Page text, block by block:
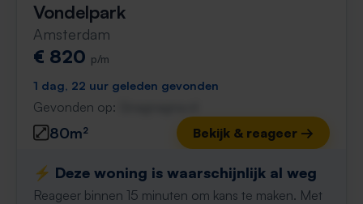
Vondelpark
Amsterdam
€ 820 p/m
1 dag, 22 uur geleden gevonden
Gevonden op:
80m² Bekijk & reageer →
⚡️ Deze woning is waarschijnlijk al weg
Reageer binnen 15 minuten om kans te maken. Met